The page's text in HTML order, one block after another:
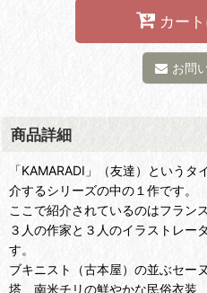
カー
お問
商品詳細
「KAMARADI」（友達）という
介するシリーズの中の１作です。
ここで紹介されているのはフラン
３人の作家と３人のイラストレー
す。
ブキニスト（古本屋）の並ぶセー
塔、南米チリの鮮やかな民俗衣装